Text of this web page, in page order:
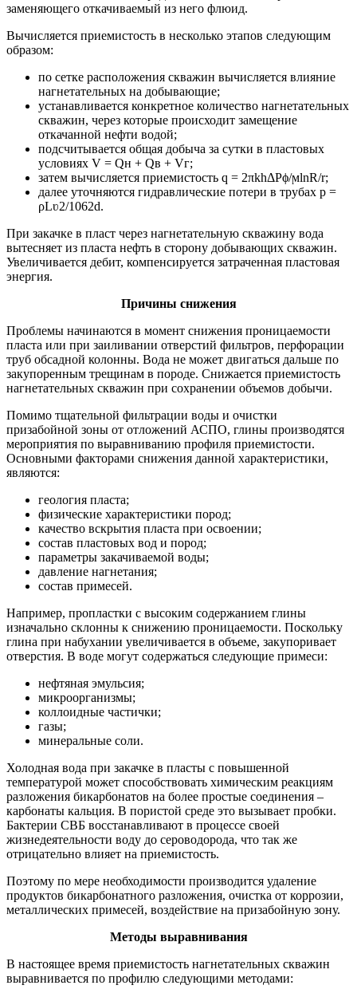
заменяющего откачиваемый из него флюид.
Вычисляется приемистость в несколько этапов следующим
образом:
по сетке расположения скважин вычисляется влияние
нагнетательных на добывающие;
устанавливается конкретное количество нагнетательных
скважин, через которые происходит замещение
откачанной нефти водой;
подсчитывается общая добыча за сутки в пластовых
условиях V = Qн + Qв + Vг;
затем вычисляется приемистость q = 2πkhΔPϕ/ϻlnR/r;
далее уточняются гидравлические потери в трубах p =
ρLʋ2/1062d.
При закачке в пласт через нагнетательную скважину вода
вытесняет из пласта нефть в сторону добывающих скважин.
Увеличивается дебит, компенсируется затраченная пластовая
энергия.
Причины снижения
Проблемы начинаются в момент снижения проницаемости
пласта или при заиливании отверстий фильтров, перфорации
труб обсадной колонны. Вода не может двигаться дальше по
закупоренным трещинам в породе. Снижается приемистость
нагнетательных скважин при сохранении объемов добычи.
Помимо тщательной фильтрации воды и очистки
призабойной зоны от отложений АСПО, глины производятся
мероприятия по выравниванию профиля приемистости.
Основными факторами снижения данной характеристики,
являются:
геология пласта;
физические характеристики пород;
качество вскрытия пласта при освоении;
состав пластовых вод и пород;
параметры закачиваемой воды;
давление нагнетания;
состав примесей.
Например, пропластки с высоким содержанием глины
изначально склонны к снижению проницаемости. Поскольку
глина при набухании увеличивается в объеме, закупоривает
отверстия. В воде могут содержаться следующие примеси:
нефтяная эмульсия;
микроорганизмы;
коллоидные частички;
газы;
минеральные соли.
Холодная вода при закачке в пласты с повышенной
температурой может способствовать химическим реакциям
разложения бикарбонатов на более простые соединения –
карбонаты кальция. В пористой среде это вызывает пробки.
Бактерии СВБ восстанавливают в процессе своей
жизнедеятельности воду до сероводорода, что так же
отрицательно влияет на приемистость.
Поэтому по мере необходимости производится удаление
продуктов бикарбонатного разложения, очистка от коррозии,
металлических примесей, воздействие на призабойную зону.
Методы выравнивания
В настоящее время приемистость нагнетательных скважин
выравнивается по профилю следующими методами: